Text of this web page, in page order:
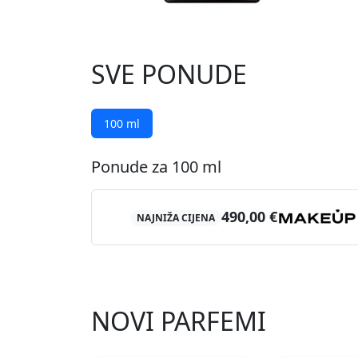
SVE PONUDE
100 ml
Ponude za 100 ml
NAJNIŽA CIJENA 490,00 €
NOVI PARFEMI